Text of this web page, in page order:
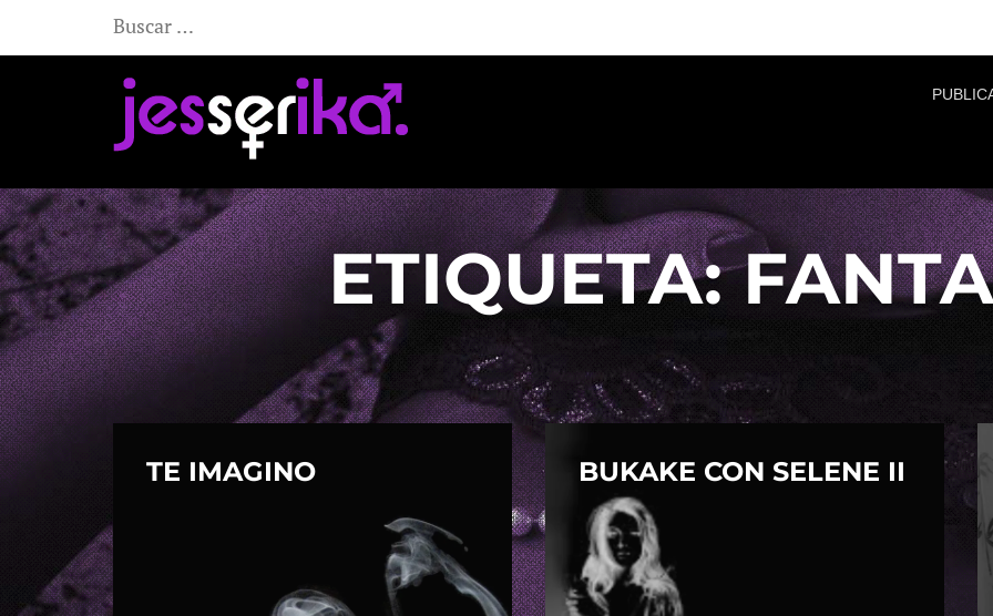
ETIQUETA:
TE IMAGINO BUKAKE CON SELENE II